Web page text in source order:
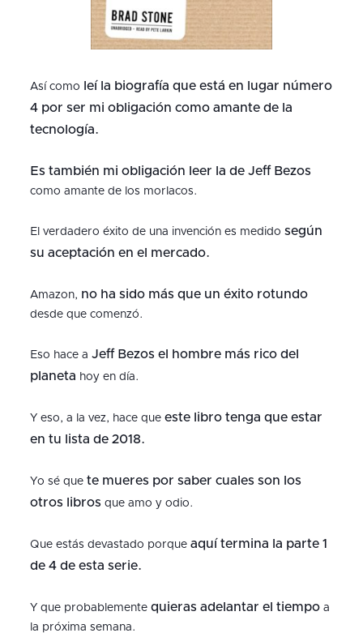
Así como
leí la biografía que está en lugar número
4 por ser mi obligación como amante de la
tecnología.
Es también mi obligación leer la de Jeff Bezos
como amante de los morlacos.
El verdadero éxito de una invención es medido según
su aceptación en el mercado.
Amazon, no ha sido más que un éxito rotundo
desde que comenzó.
Eso hace a Jeff Bezos el hombre más rico del
planeta hoy en día.
Y eso, a la vez, hace que este libro tenga que estar
en tu lista de 2018.
Yo sé que te mueres por saber cuales son los
otros libros que amo y odio.
Que estás devastado porque aquí termina la parte 1
de 4 de esta serie.
Y que probablemente quieras adelantar el tiempoa
la próxima semana.